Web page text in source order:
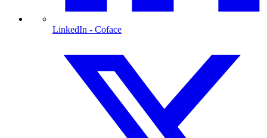
LinkedIn - Coface